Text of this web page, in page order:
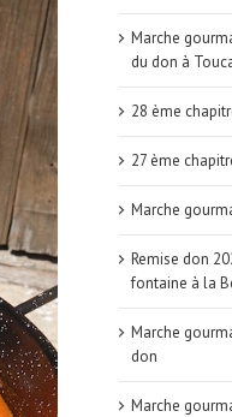
Marche
du don à
28 ème
27 ème
Marche
Remise don
fontaine à la
Marche
don
Marche